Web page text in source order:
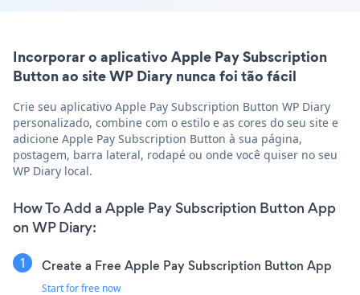
Incorporar o aplicativo Apple Pay Subscription
Button ao site WP Diary nunca foi tão fácil
Crie seu aplicativo Apple Pay Subscription Button WP Diary
personalizado, combine com o estilo e as cores do seu site e
adicione Apple Pay Subscription Button à sua página,
postagem, barra lateral, rodapé ou onde você quiser no seu
WP Diary local.
How To Add a Apple Pay Subscription Button App
on WP Diary:
Create a Free Apple Pay Subscription Button App
Start for free now